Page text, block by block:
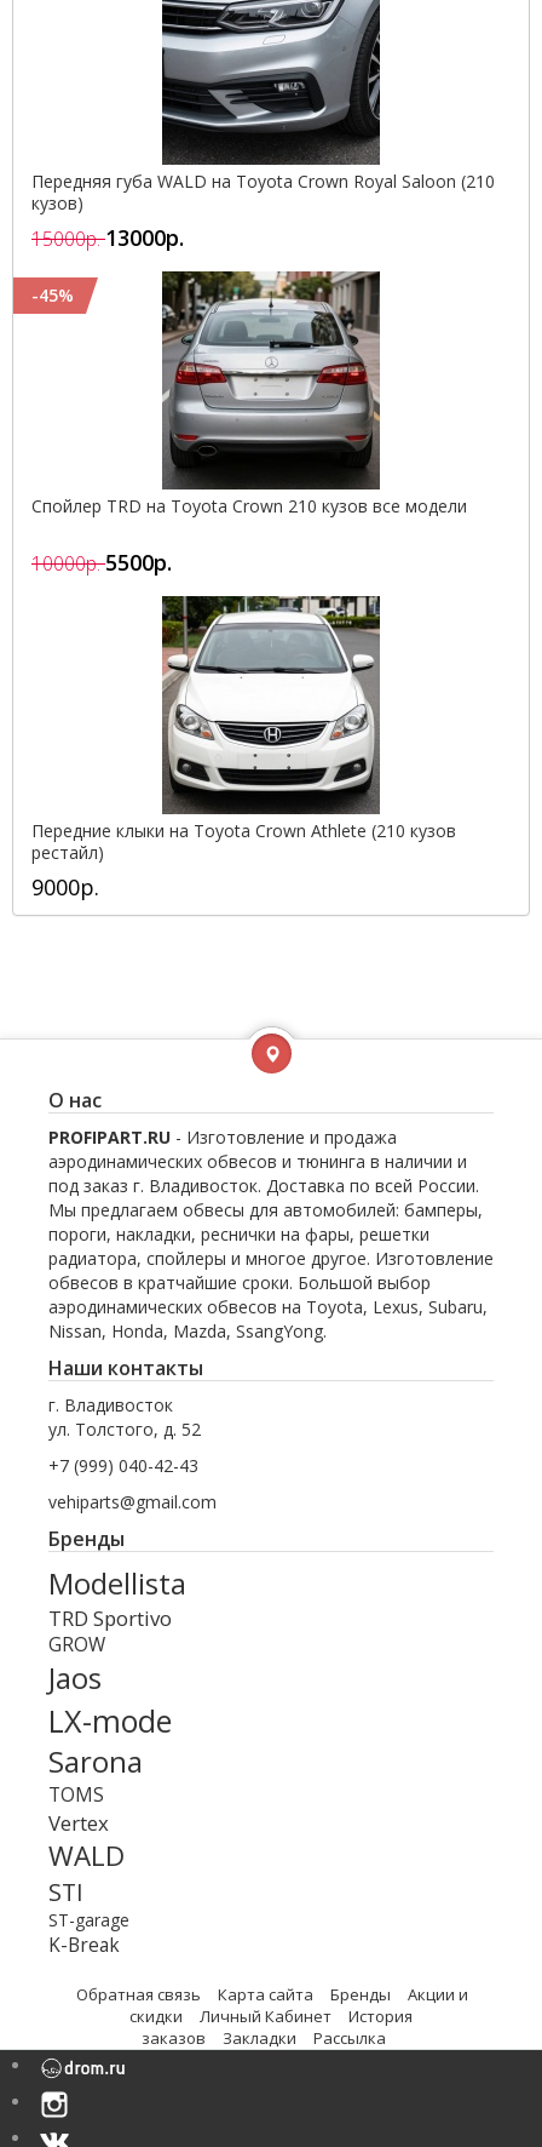
Передняя губа WALD на Toyota Crown Royal Saloon (210
кузов)
15000р.13000р.
-45%
Спойлер TRD на Toyota Crown 210 кузов все модели
10000р.5500р.
Передние клыки на Toyota Crown Athlete (210 кузов
рестайл)
9000р.
О нас
PROFIPART.RU - Изготовление и продажа
аэродинамических обвесов и тюнинга в наличии и
под заказ г. Владивосток. Доставка по всей России.
Мы предлагаем обвесы для автомобилей: бамперы,
пороги, накладки, реснички на фары, решетки
радиатора, спойлеры и многое другое. Изготовление
обвесов в кратчайшие сроки. Большой выбор
аэродинамических обвесов на Toyota, Lexus, Subaru,
Nissan, Honda, Mazda, SsangYong.
Наши контакты
г. Владивосток
ул. Толстого, д. 52
+7 (999) 040-42-43
vehiparts@gmail.com
Бренды
Modellista
TRD Sportivo
GROW
Jaos
LX-mode
Sarona
TOMS
Vertex
WALD
STI
ST-garage
K-Break
Обратная связь Карта сайта Бренды
Акции и
скидки
Личный Кабинет
История
заказов
Закладки Рассылка